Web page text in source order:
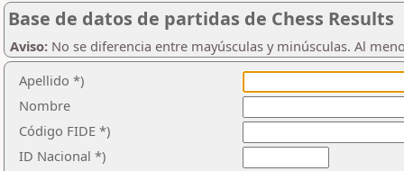
Base de datos de partidas de Chess Results
Aviso: No se diferencia entre mayúsculas y minúsculas. Al
Apellido *)
Nombre
Código FIDE *)
ID Nacional *)